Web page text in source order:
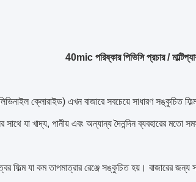
40mic পরিষ্কার পিভিসি প্রচার /
ক্লোরাইড) এখন বাজারে সবচেয়ে সাধারণ সঙ্কুচিত
সাথে যা খাদ্য, পানীয় এবং অন্যান্য দৈনন্দিন ব্যবহারের মতো
ফিল্ম যা কম তাপমাত্রার রেঞ্জে সঙ্কুচিত হয়। বাজারের